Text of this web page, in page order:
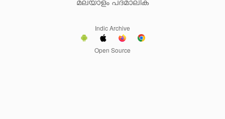
Indic Archive
Open Source